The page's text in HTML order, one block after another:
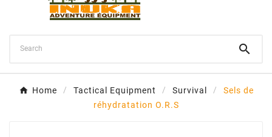

Home Tactical Equipment Survival
Sels de
réhydratation O.R.S